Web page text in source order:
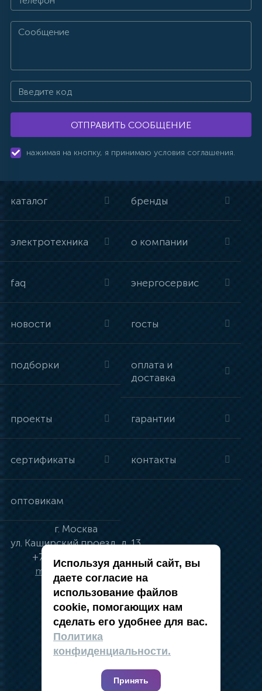
ОТПРАВИТЬ СООБЩЕНИЕ
нажимая на кнопку, я принимаю условия соглашения.
каталог бренды
электротехника о компании
faq энергосервис
новости госты
подборки
оплата и
доставка
проекты гарантии
сертификаты контакты
оптовикам
г. Москва
ул. Каширский проезд, д. 13
+7 (495) 134-41-83
moskva@vincci.ru
политика в отношении обработки
персональных данных
публичная оферта
карта сайта
Используя данный сайт, вы
даете согласие на
использование файлов
cookie, помогающих нам
сделать его удобнее для вас.
Политика
конфиденциальности.
Принять